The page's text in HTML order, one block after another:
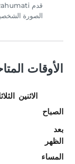
الصورة
الأوقات
الاثنين
الصباح
بعد
الظهر
المساء